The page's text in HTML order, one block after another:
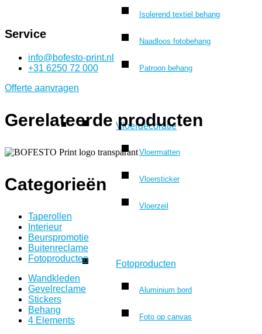
Isolerend textiel behang
Naadloos fotobehang
Patroon behang
Vloerdecoratie
Vloermatten
Vloersticker
Vloerzeil
Fotoproducten
Aluminium bord
Foto op canvas
Service
info@bofesto-print.nl
+31 6250 72 000
Offerte aanvragen
Gerelateerde producten
Categorieën
Taperollen
Interieur
Beurspromotie
Buitenreclame
Fotoproducten
Wandkleden
Gevelreclame
Stickers
Behang
4 Elements